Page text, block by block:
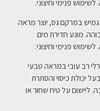
פנימי וחיצוני.
גמיש במרקם גס, יוצר מראה
מונע חדירת מים
פנימי וחיצוני.
רב עובי במראה טבעי
יכולת כיסוי והסתרת
ליישום על טיח שחור או